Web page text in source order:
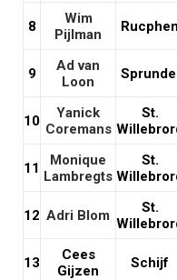
8
Wim
Pijlman
9
Ad van
Loon
10
Yanick
Coremans
St.
11
Monique
Lambregts
St.
12 Adri Blom
St.
13
Cees
Gijzen
Schijf